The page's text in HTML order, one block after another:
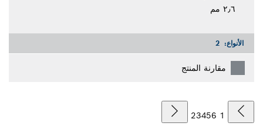
٢٫٦ مم
الأنواع: 2
مقارنة المنتج
1
23456